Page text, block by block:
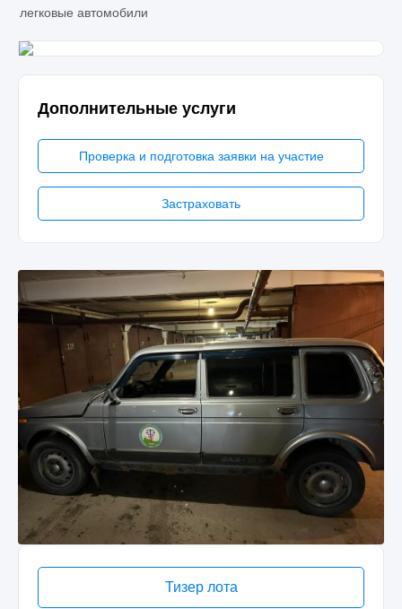
легковые автомобили
Дополнительные услуги
Проверка и подготовка заявки на участие
Застраховать
Тизер лота